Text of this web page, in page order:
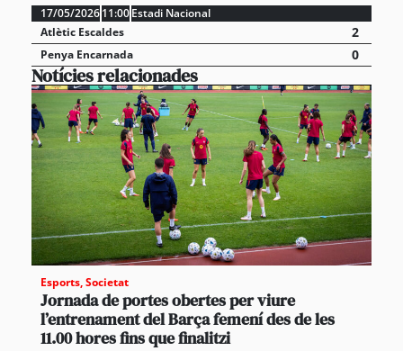
17/05/202611:00Estadi Nacional
Atlètic Escaldes
2
Penya Encarnada 0
Notícies relacionades
Esports,Societat
Jornada de portes obertes per viure
l’entrenament del Barça femení des de les
11.00 hores fins que finalitzi